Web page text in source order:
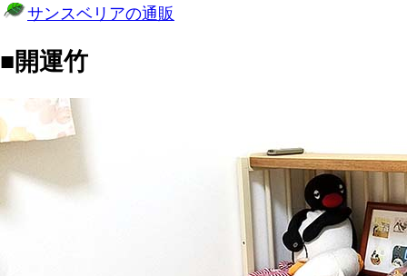
サンスベリアの通販
■開運竹